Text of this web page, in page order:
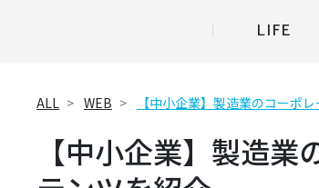
LIFE
ALL WEB 【中小企業】製造業のコーポ
【中小企業】製造